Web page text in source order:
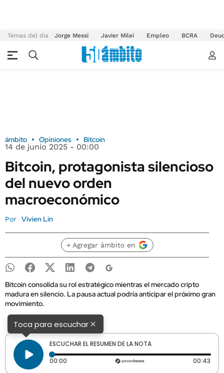
Temas del día Jorge Messi Javier Milei Empleo BCRA
ámbito Opiniones Bitcoin
14 de junio 2025 - 00:00
Bitcoin, protagonista silencioso
del nuevo orden
macroeconómico
Por Vivien Lin
+ Agregar ámbito en
Bitcoin consolida su rol estratégico mientras el mercado cripto
madura en silencio. La pausa actual podría anticipar el próximo gran
movimiento.
Toca para escuchar×
ESCUCHAR EL RESUMEN DE LA NOTA
00:00 Tiempo transcurrido: 0 segundos 00:43